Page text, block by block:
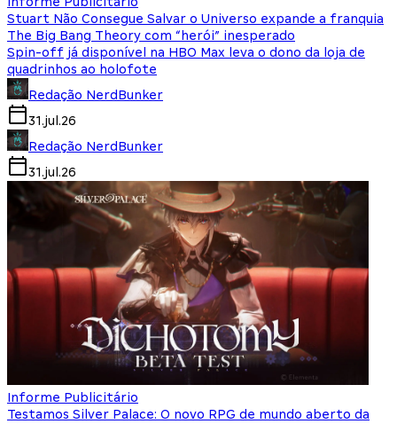
Stuart Não Consegue Salvar o Universo expande a franquia
The Big Bang Theory com “herói” inesperado
Spin-off já disponível na HBO Max leva o dono da loja de
quadrinhos ao holofote
Redação NerdBunker
31.jul.26
Redação NerdBunker
31.jul.26
Informe Publicitário
Testamos Silver Palace: O novo RPG de mundo aberto da